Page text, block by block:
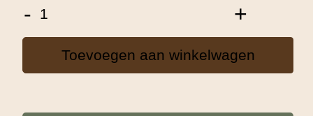
-
-
Kg
+
Toevoegen aan winkelwagen